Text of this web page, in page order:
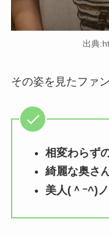
出典
その姿を見たファ
相変わらず
綺麗な奥さ
美人(＾ｰ^)ノ